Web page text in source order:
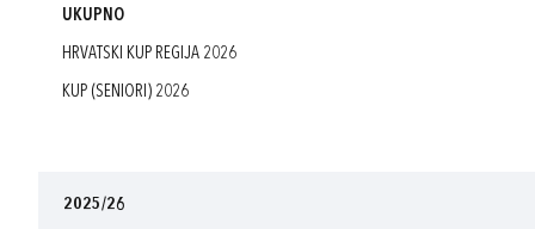
UKUPNO
HRVATSKI KUP REGIJA 2026
KUP (SENIORI) 2026
2025/26